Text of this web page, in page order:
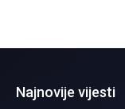
Najnovije vijesti